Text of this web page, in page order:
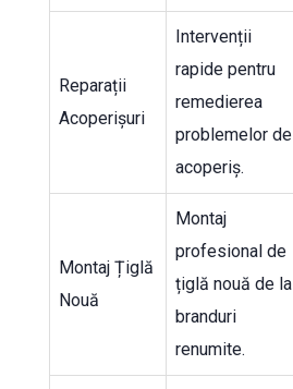
Reparații
Acoperișuri
Intervenții
rapide pentru
remedierea
problemelor de
acoperiș.
Montaj Țiglă
Nouă
Montaj
profesional de
țiglă nouă de la
branduri
renumite.